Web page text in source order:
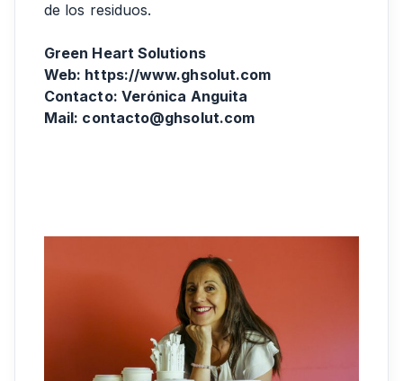
de los residuos.
Green Heart Solutions
Web: https://www.ghsolut.com
Contacto: Verónica Anguita
Mail: contacto@ghsolut.com